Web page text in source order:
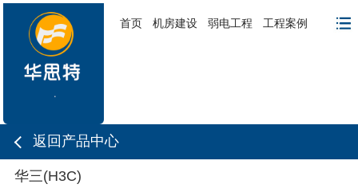
首页 机房建设 弱电工程 工程案例
返回产品中心
华三(H3C)